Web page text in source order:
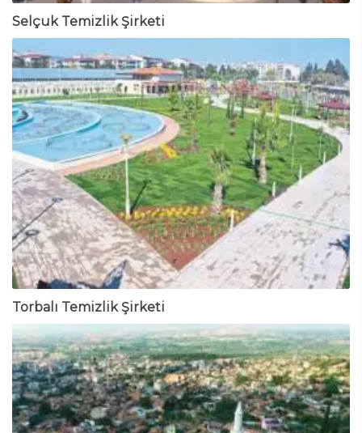
Selçuk Temizlik Şirketi
Torbalı Temizlik Şirketi